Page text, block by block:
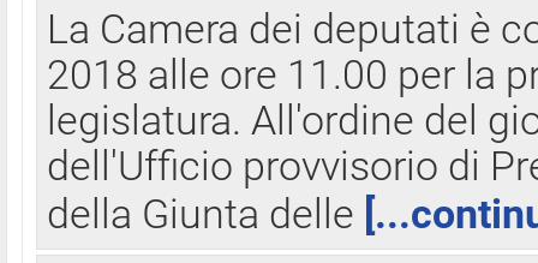
La Camera dei deputati è
2018 alle ore 11.00 per la
legislatura. All'ordine del
dell'Ufficio provvisorio di
della Giunta delle